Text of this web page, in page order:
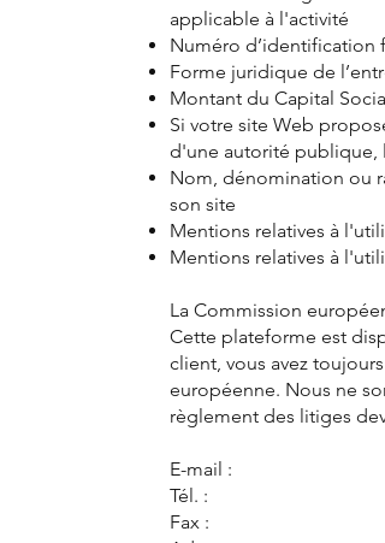
applicable à l'activité
Numéro d’identification
Forme juridique de
Montant du Capital Social
Si votre site Web
d'une autorité
Nom, dénomination ou
son site
Mentions relatives à
Mentions relatives à
La Commission
Cette plateforme est
client, vous avez
européenne. Nous ne
règlement des litiges
E-mail :
Tél. :
Fax :